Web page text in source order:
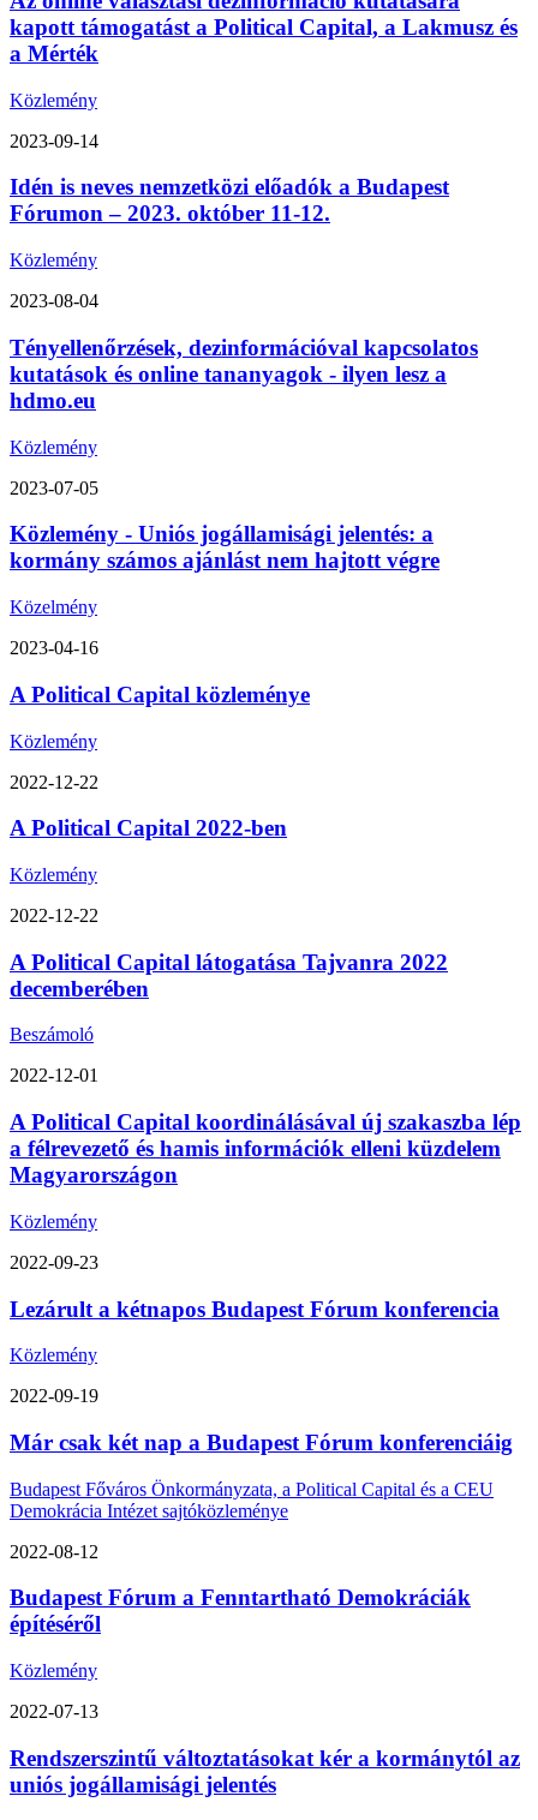
kapott támogatást a Political Capital, a Lakmusz és
a Mérték
Közlemény
2023-09-14
Idén is neves nemzetközi előadók a Budapest
Fórumon – 2023. október 11-12.
Közlemény
2023-08-04
Tényellenőrzések, dezinformációval kapcsolatos
kutatások és online tananyagok - ilyen lesz a
hdmo.eu
Közlemény
2023-07-05
Közlemény - Uniós jogállamisági jelentés: a
kormány számos ajánlást nem hajtott végre
Közelmény
2023-04-16
A Political Capital közleménye
Közlemény
2022-12-22
A Political Capital 2022-ben
Közlemény
2022-12-22
A Political Capital látogatása Tajvanra 2022
decemberében
Beszámoló
2022-12-01
A Political Capital koordinálásával új szakaszba lép
a félrevezető és hamis információk elleni küzdelem
Magyarországon
Közlemény
2022-09-23
Lezárult a kétnapos Budapest Fórum konferencia
Közlemény
2022-09-19
Már csak két nap a Budapest Fórum konferenciáig
Budapest Főváros Önkormányzata, a Political Capital és a CEU
Demokrácia Intézet sajtóközleménye
2022-08-12
Budapest Fórum a Fenntartható Demokráciák
építéséről
Közlemény
2022-07-13
Rendszerszintű változtatásokat kér a kormánytól az
uniós jogállamisági jelentés